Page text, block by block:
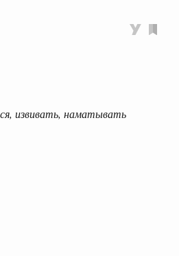
извивать, наматывать